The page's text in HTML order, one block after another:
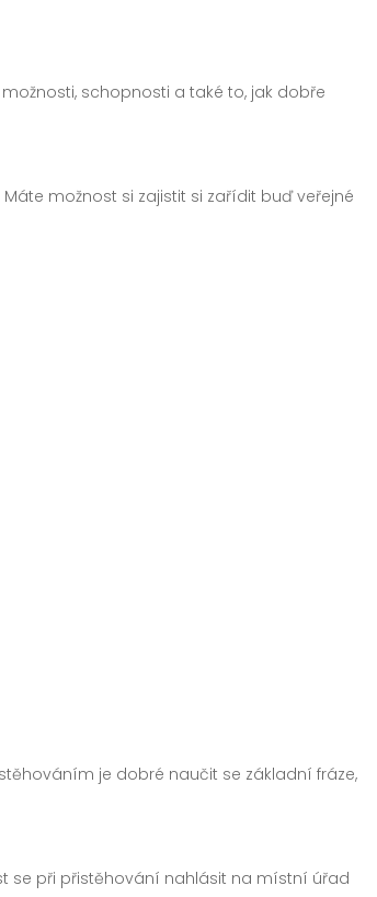
schopnosti a také to, jak dobře
možnost si zajistit si zařídit buď veřejné
je dobré naučit se základní fráze,
se při přistěhování nahlásit na místní úřad